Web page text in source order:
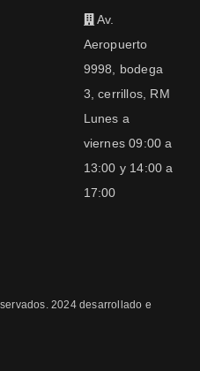
Av.
Aeropuerto
9998, bodega
3, cerrillos, RM
Lunes a
viernes 09:00 a
13:00 y 14:00 a
17:00
2024 desarrollado e